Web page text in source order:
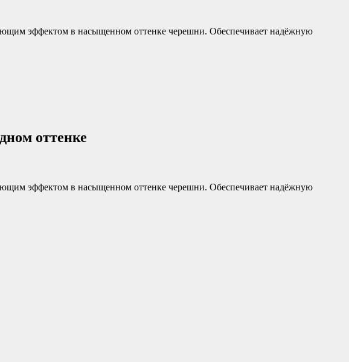
эффектом в насыщенном оттенке черешни. Обеспечивает надёжную
оттенке
эффектом в насыщенном оттенке черешни. Обеспечивает надёжную